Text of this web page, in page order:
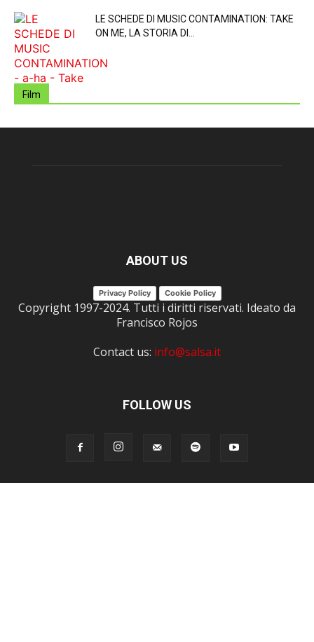
LE SCHEDE DI MUSIC CONTAMINATION: TAKE
ON ME, LA STORIA DI...
Film
ABOUT US
Privacy Policy Cookie Policy
Copyright 1997-2024. Tutti i diritti riservati. Ideato da
Francisco Rojos
Contact us: info@salsa.it
FOLLOW US